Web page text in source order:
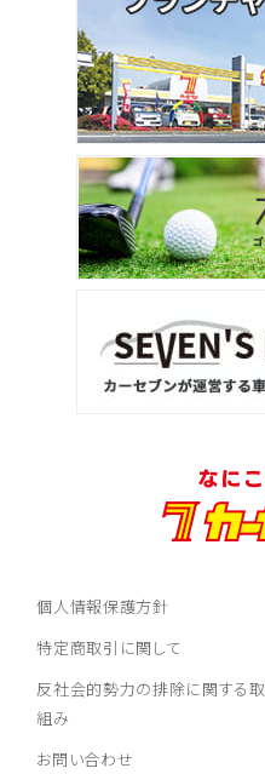
個人情報保護方針
特定商取引に関して
反社会的勢力の排除に関する取
組み
お問い合わせ